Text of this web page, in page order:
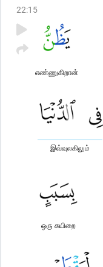
22:15
எண்ணுகிறான்
இவ்வுலகிலும்
ஒரு கயிறை